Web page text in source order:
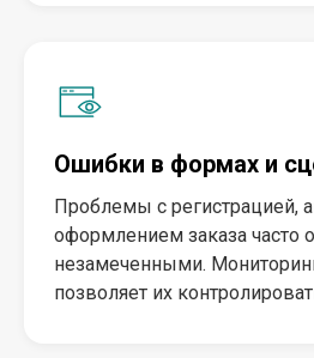
Ошибки в формах и
Проблемы с регистрацией,
оформлением заказа часто
незамеченными.
позволяет их